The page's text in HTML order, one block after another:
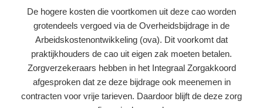
De hogere kosten die voortkomen uit deze cao worden
grotendeels vergoed via de Overheidsbijdrage in de
Arbeidskostenontwikkeling (ova). Dit voorkomt dat
praktijkhouders de cao uit eigen zak moeten betalen.
Zorgverzekeraars hebben in het Integraal Zorgakkoord
afgesproken dat ze deze bijdrage ook meenemen in
contracten voor vrije tarieven. Daardoor blijft de deze zorg